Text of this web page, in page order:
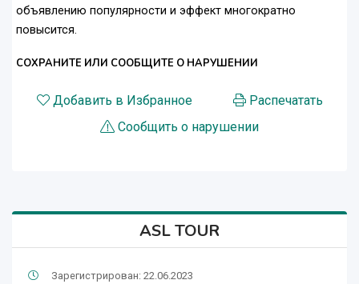
объявлению популярности и эффект многократно
повысится.
СОХРАНИТЕ ИЛИ СООБЩИТЕ О НАРУШЕНИИ
Добавить в Избранное
Распечатать
Сообщить о нарушении
ASL TOUR
Зарегистрирован: 22.06.2023